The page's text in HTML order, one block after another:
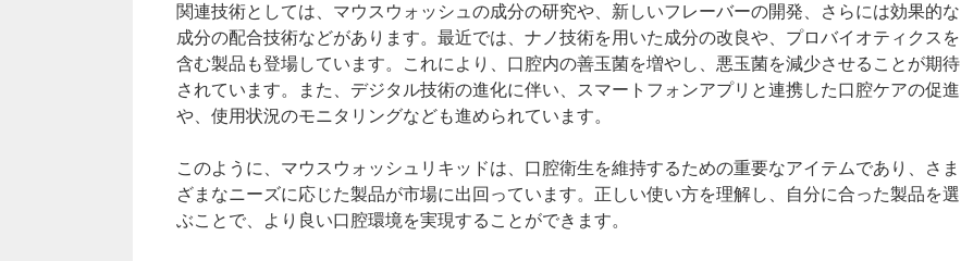
関連技術としては、マウスウォッシュの成分の研究や、新しいフレーバーの開発、さらには効果的な
成分の配合技術などがあります。最近では、ナノ技術を用いた成分の改良や、プロバイオティクスを
含む製品も登場しています。これにより、口腔内の善玉菌を増やし、悪玉菌を減少させることが期待
されています。また、デジタル技術の進化に伴い、スマートフォンアプリと連携した口腔ケアの促進
や、使用状況のモニタリングなども進められています。
このように、マウスウォッシュリキッドは、口腔衛生を維持するための重要なアイテムであり、さま
ざまなニーズに応じた製品が市場に出回っています。正しい使い方を理解し、自分に合った製品を選
ぶことで、より良い口腔環境を実現することができます。